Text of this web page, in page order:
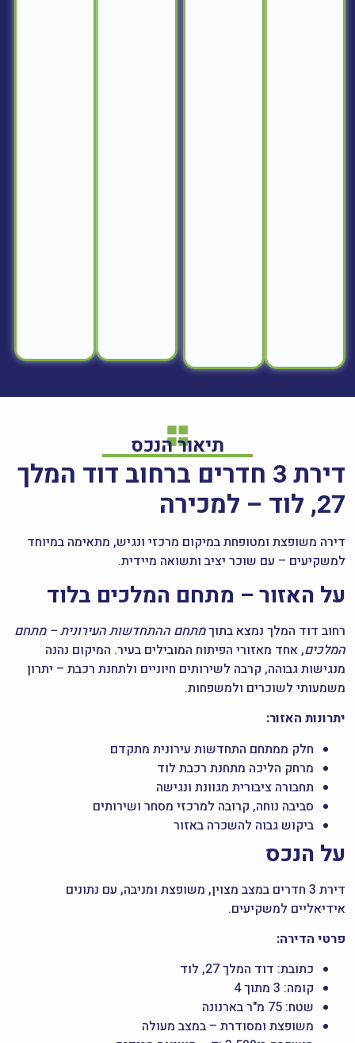
תיאור הנכס
דירת 3 חדרים ברחוב דוד המלך
27, לוד – למכירה
דירה משופצת ומטופחת במיקום מרכזי ונגיש, מתאימה במיוחד
למשקיעים – עם שוכר יציב ותשואה מיידית.
על האזור – מתחם המלכים בלוד
רחוב דוד המלך נמצא בתוךמתחם ההתחדשות העירונית – מתחם
המלכים, אחד מאזורי הפיתוח המובילים בעיר. המיקום נהנה
מנגישות גבוהה, קרבה לשירותים חיוניים ולתחנת רכבת – יתרון
משמעותי לשוכרים ולמשפחות.
יתרונות האזור:
חלק ממתחם התחדשות עירונית מתקדם
מרחק הליכה מתחנת רכבת לוד
תחבורה ציבורית מגוונת ונגישה
סביבה נוחה, קרובה למרכזי מסחר ושירותים
ביקוש גבוה להשכרה באזור
על הנכס
דירת 3 חדרים במצב מצוין, משופצת ומניבה, עם נתונים
אידיאליים למשקיעים.
פרטי הדירה:
כתובת: דוד המלך 27, לוד
קומה: 3 מתוך 4
שטח: 75 מ"ר בארנונה
משופצת ומסודרת – במצב מעולה